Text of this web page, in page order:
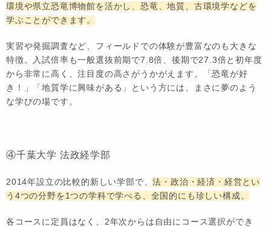
環境や県立恐竜博物館を活かし、恐竜、地質、古環境学などを
学ぶことができます。
実習や発掘調査など、フィールドでの体験が豊富なのも大きな
特徴。入試倍率も一般選抜前期で7.8倍、後期で27.3倍と初年度
から非常に高く、注目度の高さがうかがえます。「恐竜が好
き！」「地質学に興味がある」という方には、まさに夢のよう
な学びの場です。
④千葉大学 法政経学部
2014年設立の比較的新しい学部で、法・政治・経済・経営とい
う4つの分野を1つの学科で学べる、全国的にも珍しい構成。
各コースに定員はなく、2年次からは自由にコース選択ができ